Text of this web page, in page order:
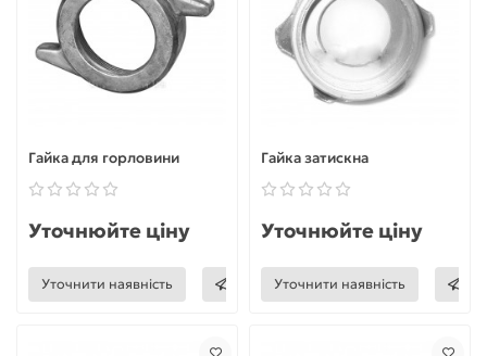
Гайка для горловини
Уточнюйте ціну
Уточнити наявність
Гайка затискна
Уточнюйте ціну
Уточнити наявність